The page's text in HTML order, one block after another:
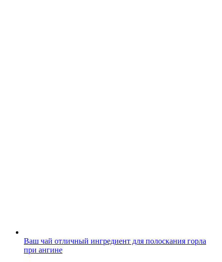
Ваш чай отличный ингредиент для полоскания горла
при ангине